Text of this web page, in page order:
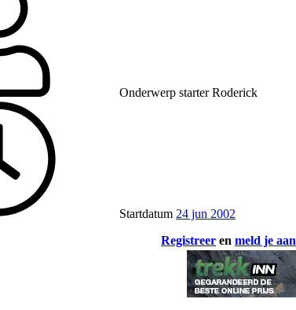
Onderwerp starter Roderick
Startdatum 24 jun 2002
Registreer en meld je aan